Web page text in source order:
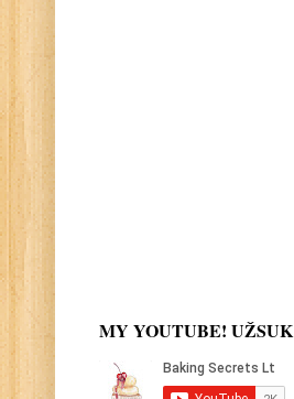
MY YOUTUBE! UŽSUK